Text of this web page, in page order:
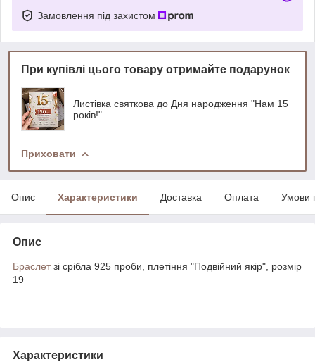
Замовлення під захистом
При купівлі цього товару отримайте подарунок
Листівка святкова до Дня народження "Нам 15
років!"
Приховати
Опис Характеристики Доставка Оплата Умови
Опис
Браслетзі срібла 925 проби, плетіння "Подвійний якір", розмір
19
Характеристики